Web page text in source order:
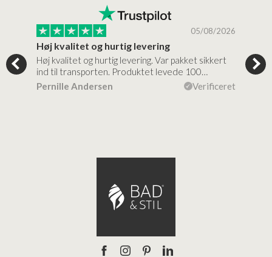
05/08/2026
Høj kvalitet og hurtig levering
Høj kvalitet og hurtig levering. Var pakket sikkert
ind til transporten. Produktet levede 100…
Pernille Andersen
Verificeret